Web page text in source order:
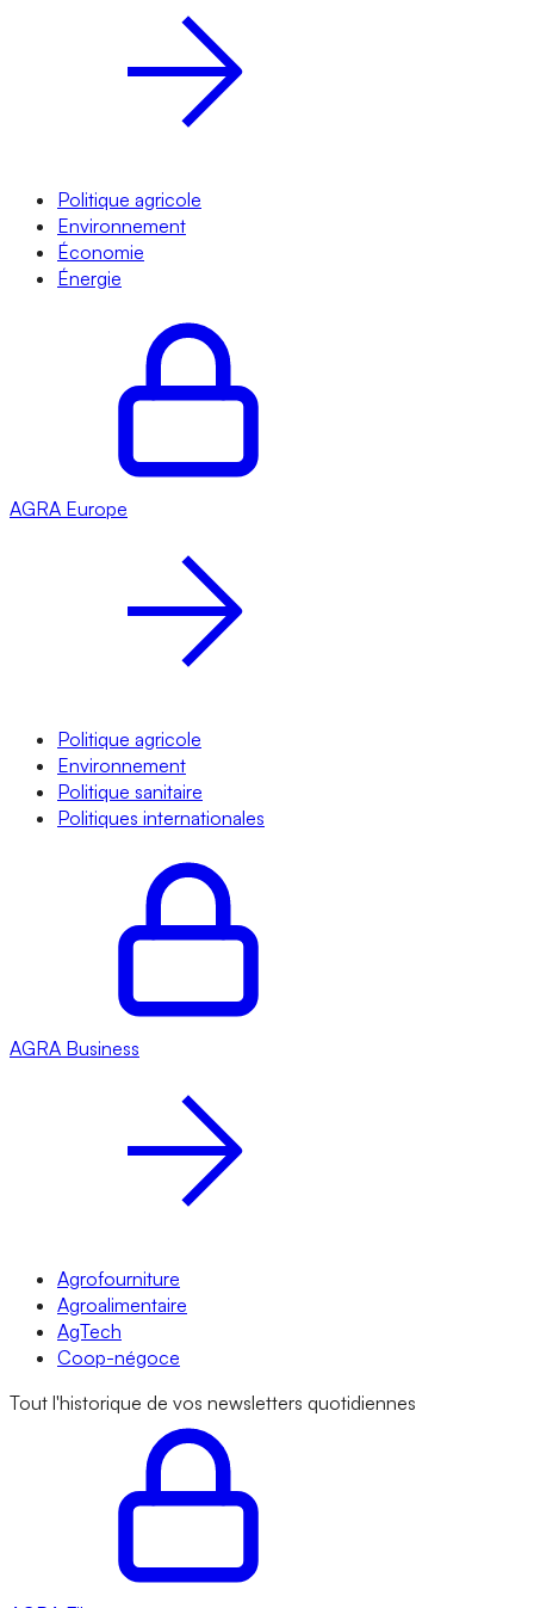
Politique agricole
Environnement
Économie
Énergie
AGRA Europe
Politique agricole
Environnement
Politique sanitaire
Politiques internationales
AGRA Business
Agrofourniture
Agroalimentaire
AgTech
Coop-négoce
Tout l'historique de vos newsletters quotidiennes